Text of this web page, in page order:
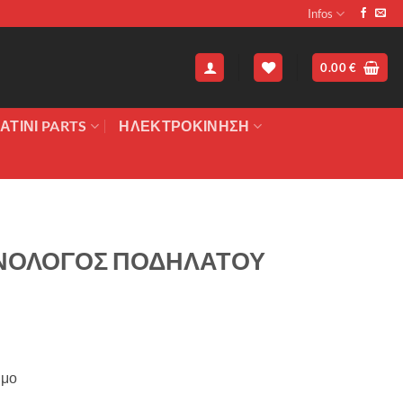
Infos
0.00€
PARTS ΗΛΕΚΤΡΟΚΙΝΗΣΗ
ΠΟΔΗΛΑΤΟΥ